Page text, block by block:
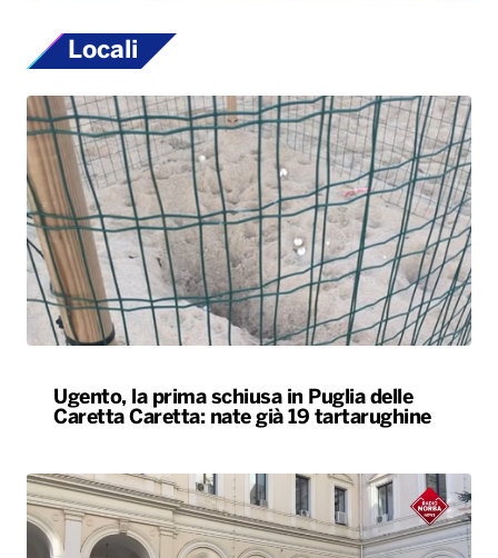
Locali
Ugento, la prima schiusa in Puglia delle
Caretta Caretta: nate già 19 tartarughine